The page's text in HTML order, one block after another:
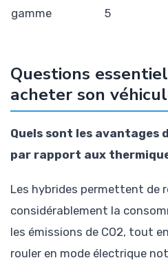
gamme
5
Questions
acheter son
Quels sont les avantages
par rapport aux
Les hybrides permettent de
considérablement la
les émissions de CO2, tout
rouler en mode électrique